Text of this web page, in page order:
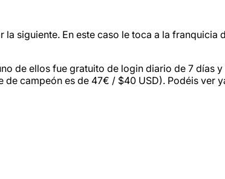
siguiente. En este caso le toca a la franquicia
de ellos fue gratuito de login diario de 7 días
campeón es de 47€ / $40 USD). Podéis ver